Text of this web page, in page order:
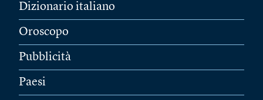
Dizionario italiano
Oroscopo
Pubblicità
Paesi